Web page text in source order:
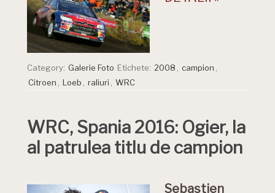
Category: Galerie Foto Etichete: 2008 , campion ,
Citroen , Loeb , raliuri , WRC
WRC, Spania 2016: Ogier, la
al patrulea titlu de campion
Sebastien